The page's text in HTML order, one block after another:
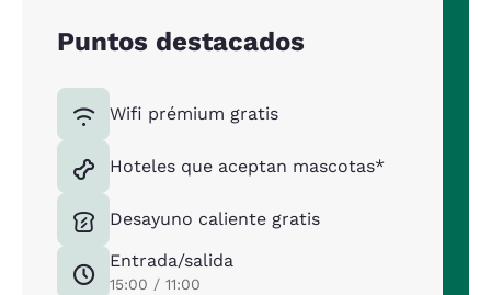
Puntos destacados
Wifi prémium gratis
Hoteles que aceptan mascotas*
Desayuno caliente gratis
Entrada/salida
15:00 / 11:00